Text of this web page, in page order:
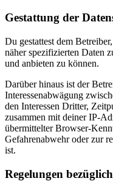
Gestattung der
Du gestattest dem
näher spezifizierten Daten
und anbieten zu können.
Darüber hinaus ist der
Interessenabwägung
den Interessen Dritter,
zusammen mit deiner IP-
übermittelter Browser-
Gefahrenabwehr oder zur
ist.
Regelungen